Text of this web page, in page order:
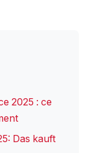
2025 : ce
Das kauft